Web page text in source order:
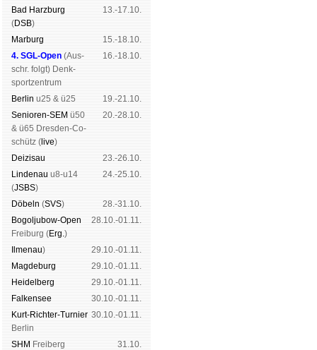
Bad Harz­burg
(DSB)
13.-17.10.
Mar­burg
15.-18.10.
4. SGL-Open (Aus­
schr. folgt) Denk­
sport­zen­trum
16.-18.10.
Ber­lin u25 & ü25
19.-21.10.
Senioren-SEM ü50
& ü65 Dres­den-Co­
schütz ( live)
20.-28.10.
Dei­zi­sau
23.-26.10.
Lin­de­nau u8-u14
(JSBS)
24.-25.10.
Dö­beln (SVS)
28.-31.10.
Bogoljubow-Open
Frei­burg (Erg.)
28.10.-01.11.
Il­me­nau)
29.10.-01.11.
Mag­de­burg
29.10.-01.11.
Hei­del­berg
29.10.-01.11.
Fal­ken­see
30.10.-01.11.
Kurt-Rich­ter-Tur­nier
Ber­lin
30.10.-01.11.
SHM Frei­berg
31.10.